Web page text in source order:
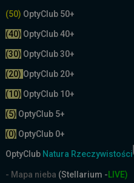
(50) OptyClub 50+
(40) OptyClub 40+
(30) OptyClub 30+
(20) OptyClub 20+
(10) OptyClub 10+
(5) OptyClub 5+
(0) OptyClub 0+
OptyClub Natura Rzeczywistości
- Mapa nieba (Stellarium -LIVE)